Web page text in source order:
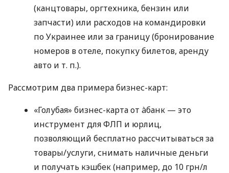
(канцтовары, оргтехника, бензин или
запчасти) или расходов на командировки
по Украинее или за границу (бронирование
номеров в отеле, покупку билетов, аренду
авто и т. п.).
Рассмотрим два примера бизнес-карт:
«Голубая» бизнес-карта от àбанк — это
инструмент для ФЛП и юрлиц,
позволяющий бесплатно рассчитываться за
товары/услуги, снимать наличные деньги
и получать кэшбек (например, до 10 грн/л